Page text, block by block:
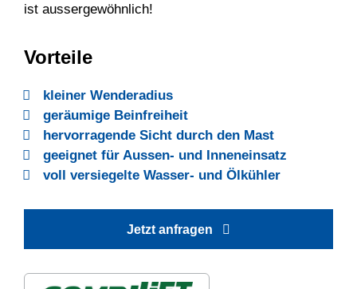
ist aussergewöhnlich!
Vorteile
kleiner Wenderadius
geräumige Beinfreiheit
hervorragende Sicht durch den Mast
geeignet für Aussen- und Inneneinsatz
voll versiegelte Wasser- und Ölkühler
Jetzt anfragen